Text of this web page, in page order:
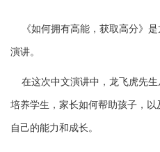
《如何拥有高能， 获取高分》是
演讲。
在这次中文演讲中， 龙飞虎先生
培养学生，家长如何帮助孩子，以
自己的能力和成长。